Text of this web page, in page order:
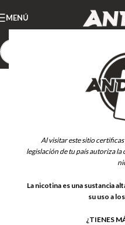
Al visitar este sitio
legislación de tu país autoriza
La nicotina es una sustancia
su uso a
¿TIENES
MENÚ